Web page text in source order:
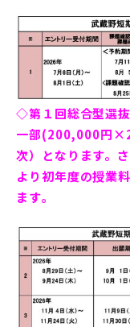
◇第１回総合型選
一部(200,000円
次）となります。
より初年度の授業
ます。